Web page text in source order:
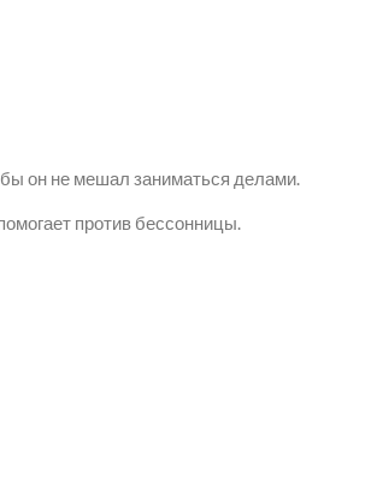
он не мешал заниматься делами.
против бессонницы.